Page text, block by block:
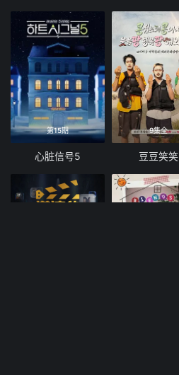
第15期
心脏信号5
9集全
豆豆笑笑